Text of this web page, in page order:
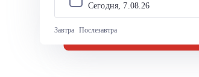
Сегодня, 7.08.26
Завтра Послезавтра